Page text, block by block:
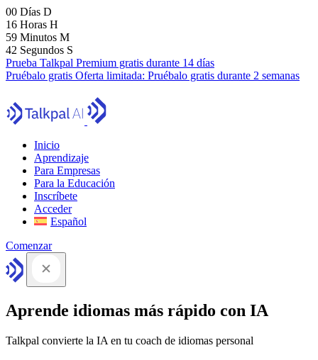
00 Días D
16 Horas H
59 Minutos M
41 Segundos S
Prueba Talkpal Premium gratis durante 14 días
Pruébalo gratis Oferta limitada: Pruébalo gratis durante 2 semanas
Inicio
Aprendizaje
Para Empresas
Para la Educación
Inscríbete
Acceder
Español
Comenzar
Aprende idiomas más rápido con IA
Talkpal convierte la IA en tu coach de idiomas personal